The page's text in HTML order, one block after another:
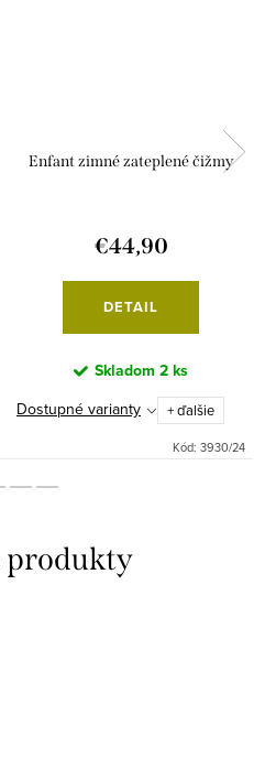
Enfant zimné zateplené čižmy
€44,90
DETAIL
Skladom 2 ks
Dostupné varianty
+ ďalšie
Kód: 3930/24